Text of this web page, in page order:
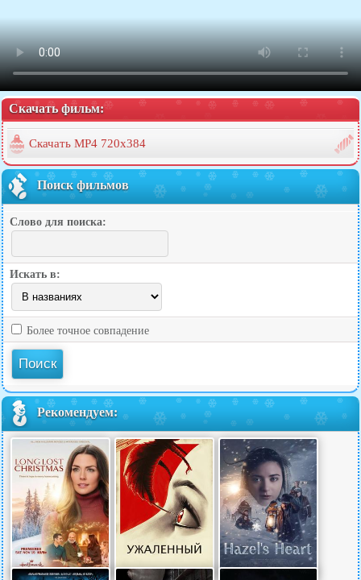
Скачать фильм:
Скачать MP4 720x384
Поиск фильмов
Слово для поиска:
Искать в:
Более точное совпадение
Рекомендуем: